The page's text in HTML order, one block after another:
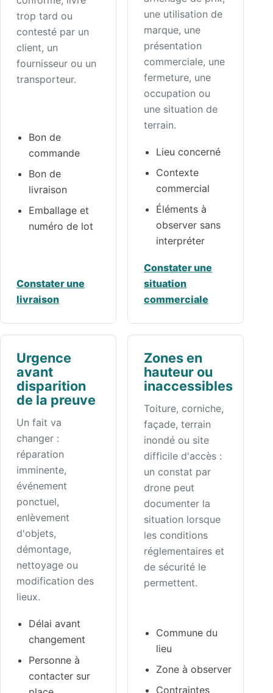
trop tard ou
contesté par un
client, un
fournisseur ou un
transporteur.
Bon de
commande
Bon de
livraison
Emballage et
numéro de lot
Constater une
livraison
une utilisation de
marque, une
présentation
commerciale, une
fermeture, une
occupation ou
une situation de
terrain.
Lieu concerné
Contexte
commercial
Éléments à
observer sans
interpréter
Constater une
situation
commerciale
Urgence
avant
disparition
de la preuve
Un fait va
changer :
réparation
imminente,
événement
ponctuel,
enlèvement
d'objets,
démontage,
nettoyage ou
modification des
lieux.
Délai avant
changement
Personne à
contacter sur
Zones en
hauteur ou
inaccessibles
Toiture, corniche,
façade, terrain
inondé ou site
difficile d'accès :
un constat par
drone peut
documenter la
situation lorsque
les conditions
réglementaires et
de sécurité le
permettent.
Commune du
lieu
Zone à observer
Contraintes